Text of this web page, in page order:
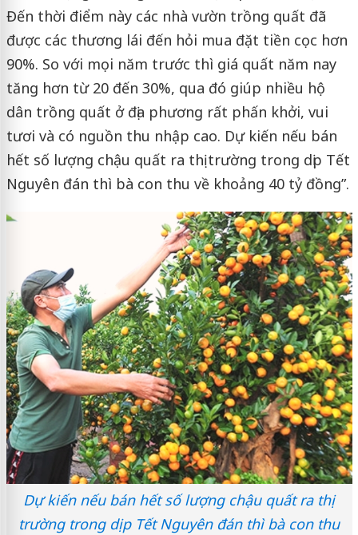
Đến thời điểm này các nhà vườn trồng quất đã
được các thương lái đến hỏi mua đặt tiền cọc hơn
90%. So với mọi năm trước thì giá quất năm nay
tăng hơn từ 20 đến 30%, qua đó giúp nhiều hộ
dân trồng quất ở địa phương rất phấn khởi, vui
tươi và có nguồn thu nhập cao. Dự kiến nếu bán
hết số lượng chậu quất ra thị trường trong dịp Tết
Nguyên đán thì bà con thu về khoảng 40 tỷ đồng”.
Dự kiến nếu bán hết số lượng chậu quất ra thị
trường trong dịp Tết Nguyên đán thì bà con thu